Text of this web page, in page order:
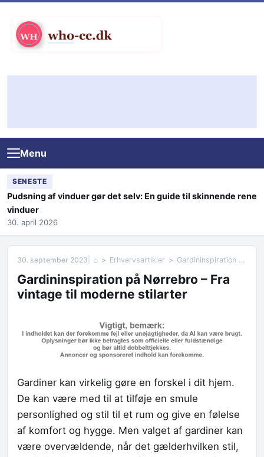
Menu
SENESTE
Pudsning af vinduer gør det selv: En guide til skinnende rene
vinduer
30. april 2026
30. september 2023 ⌂ Erhvervsartikler Gardininspiration på Nørrebro – Fra vintage til moderne stilarter
Gardininspiration på Nørrebro – Fra
vintage til moderne stilarter
Gardiner kan virkelig gøre en forskel i dit hjem.
De kan være med til at tilføje en smule
personlighed og stil til et rum og give en følelse
af komfort og hygge. Men valget af gardiner kan
være overvældende, når det gælderhvilken stil,